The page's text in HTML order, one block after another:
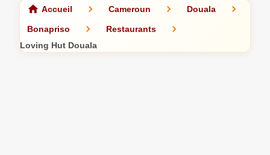
Accueil Cameroun Douala
Bonapriso
Restaurants
Loving Hut Douala